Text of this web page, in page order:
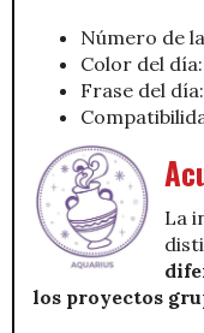
Número de
Color del
Frase del
La
los proyectos